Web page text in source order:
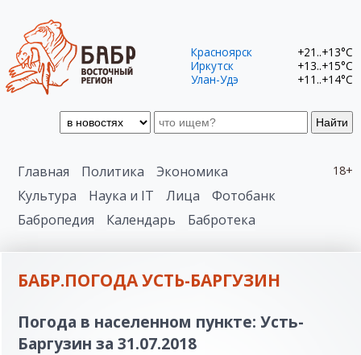
Найти
Красноярск
+21..+13°C
Иркутск
+13..+15°C
Улан-Удэ
+11..+14°C
18+
Главная Политика
Экономика
Культура
Наука и IT Лица
Фотобанк
Бабропедия
Календарь Бабротека
БАБР.ПОГОДА УСТЬ-БАРГУЗИН
Погода в населенном пункте: Усть-
Баргузин за 31.07.2018